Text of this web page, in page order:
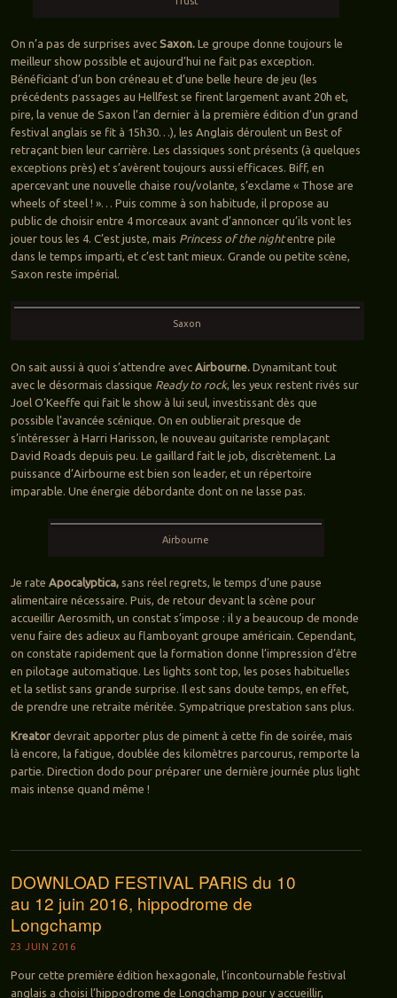
On n’a pas de surprises avec Saxon.Le groupe donne toujours le
meilleur show possible et aujourd’hui ne fait pas exception.
Bénéficiant d’un bon créneau et d’une belle heure de jeu (les
précédents passages au Hellfest se firent largement avant 20h et,
pire, la venue de Saxon l’an dernier à la première édition d’un grand
festival anglais se fit à 15h30…), les Anglais déroulent un Best of
retraçant bien leur carrière. Les classiques sont présents (à quelques
exceptions près) et s’avèrent toujours aussi efficaces. Biff, en
apercevant une nouvelle chaise rou/volante, s’exclame « Those are
wheels of steel ! »… Puis comme à son habitude, il propose au
public de choisir entre 4 morceaux avant d’annoncer qu’ils vont les
jouer tous les 4. C’est juste, mais Princess of the nightentre pile
dans le temps imparti, et c’est tant mieux. Grande ou petite scène,
Saxon reste impérial.
Saxon
On sait aussi à quoi s’attendre avec Airbourne.Dynamitant tout
avec le désormais classique Ready to rock, les yeux restent rivés sur
Joel O’Keeffe qui fait le show à lui seul, investissant dès que
possible l’avancée scénique. On en oublierait presque de
s’intéresser à Harri Harisson, le nouveau guitariste remplaçant
David Roads depuis peu. Le gaillard fait le job, discrètement. La
puissance d’Airbourne est bien son leader, et un répertoire
imparable. Une énergie débordante dont on ne lasse pas.
Airbourne
Je rate Apocalyptica,sans réel regrets, le temps d’une pause
alimentaire nécessaire. Puis, de retour devant la scène pour
accueillir Aerosmith, un constat s’impose : il y a beaucoup de monde
venu faire des adieux au flamboyant groupe américain. Cependant,
on constate rapidement que la formation donne l’impression d’être
en pilotage automatique. Les lights sont top, les poses habituelles
et la setlist sans grande surprise. Il est sans doute temps, en effet,
de prendre une retraite méritée. Sympatrique prestation sans plus.
Kreatordevrait apporter plus de piment à cette fin de soirée, mais
là encore, la fatigue, doublée des kilomètres parcourus, remporte la
partie. Direction dodo pour préparer une dernière journée plus light
mais intense quand même !
DOWNLOAD FESTIVAL PARIS du 10
au 12 juin 2016, hippodrome de
Longchamp
23 JUIN 2016
Pour cette première édition hexagonale, l’incontournable festival
anglais a choisi l’hippodrome de Longchamp pour y accueillir,